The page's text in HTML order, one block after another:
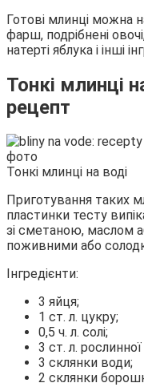
Готові млинці можна
фарш, подрібнені
натерті яблука і інші
Тонкі млинці
рецепт
Тонкі млинці на воді
Приготування таких
пластинки тесту
зі сметаною, маслом
поживними або
Інгредієнти:
3 яйця;
1 ст. л. цукру;
0,5 ч. л. солі;
3 ст. л. рослинної
3 склянки води;
2 склянки